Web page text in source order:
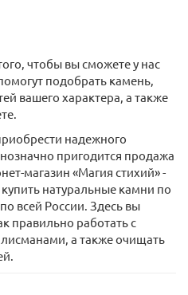
чтобы вы сможете у нас
подобрать камень,
вашего характера, а также
надежного
пригодится продажа
магазин «Магия стихий» -
натуральные камни по
всей России. Здесь вы
правильно работать с
а также очищать